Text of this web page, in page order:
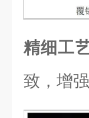
精细工
致，增